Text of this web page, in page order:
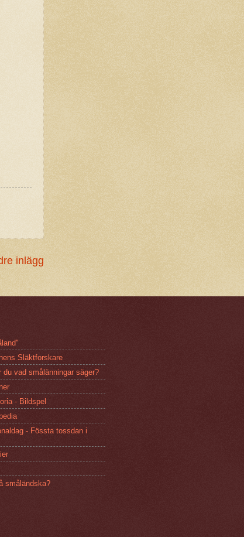
inlägg
Släktforskare
du vad smålänningar säger?
- Bildspel
- Fössta tossdan i
småländska?